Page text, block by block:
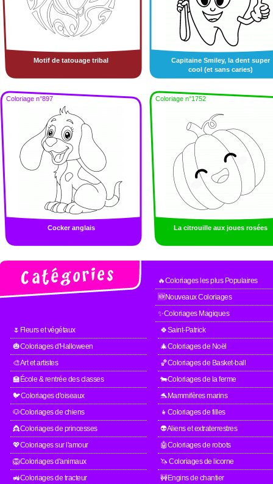
Motif de tatouage tribal
Capitaine Smiley, la dent super
cool (et sans caries)
Coloriage n°897
Cocker anglais
Coloriage n°1752
La citrouille aux joues rosées
🔥Coloriages les plus Populaires
🆕Nouveaux Coloriages
✨Coloriages Magiques
🌷Fleurs et végétaux
🍀Saint-Patrick
🎃Coloriages d'Halloween
🎄Coloriages de Noël
🎨Art et artistes
🏀Coloriages de Basket-ball
🏫École & rentrée des classes
🐄Coloriages de la ferme
🐦Coloriages d'oiseaux
🐬Mammifères marins
🐶Coloriages de chiens
👧Coloriages de filles
👸Coloriages de princesses
👽Aliens et extraterrestres
💖Coloriages sur l'amour
🤖Coloriages de robots
🦁Coloriages d'animaux
🦄 Coloriages de licorne
🚜Coloriages de tracteur
🚧Engins de chantier